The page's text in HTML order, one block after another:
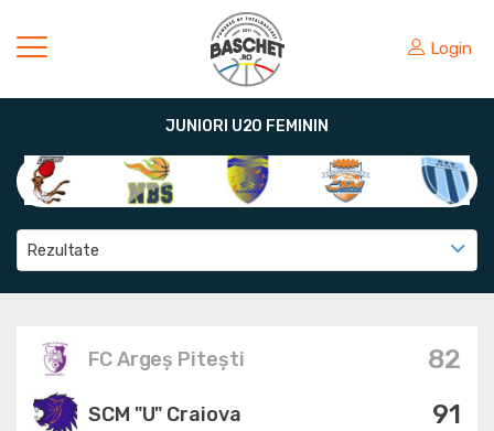
Login
JUNIORI U20 FEMININ
Rezultate
FC Argeș Pitești 82
91
SCM "U" Craiova